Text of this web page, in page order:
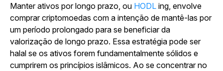
Manter ativos por longo prazo, ou HODL ing, envolve
comprar criptomoedas com a intenção de mantê-las por
um período prolongado para se beneficiar da
valorização de longo prazo. Essa estratégia pode ser
halal se os ativos forem fundamentalmente sólidos e
cumprirem os princípios islâmicos. Ao se concentrar no